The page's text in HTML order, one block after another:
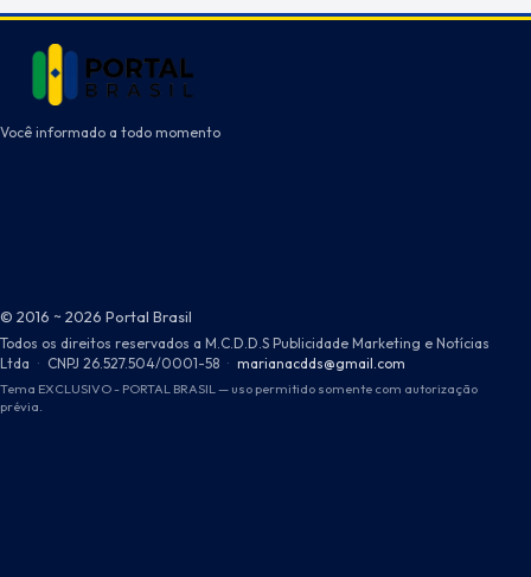
Você informado a todo momento
© 2016 ~ 2026 Portal Brasil
Todos os direitos reservados a M.C.D.D.S Publicidade Marketing e Notícias
Ltda · CNPJ 26.527.504/0001-58 · marianacdds@gmail.com
Tema EXCLUSIVO - PORTAL BRASIL — uso permitido somente com autorização
prévia.